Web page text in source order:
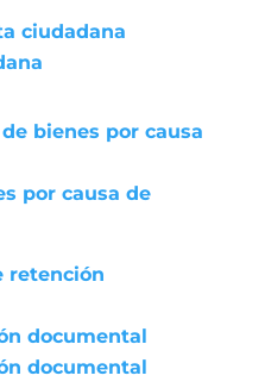
ciudadana
bienes por causa
por causa de
retención
documental
documental